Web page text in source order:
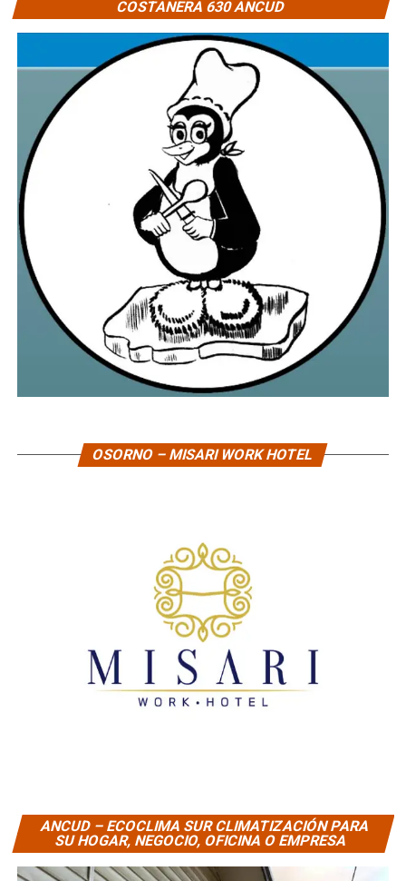
COSTANERA 630 ANCUD
OSORNO – MISARI WORK HOTEL
ANCUD – ECOCLIMA SUR CLIMATIZACIÓN PARA
SU HOGAR, NEGOCIO, OFICINA O EMPRESA